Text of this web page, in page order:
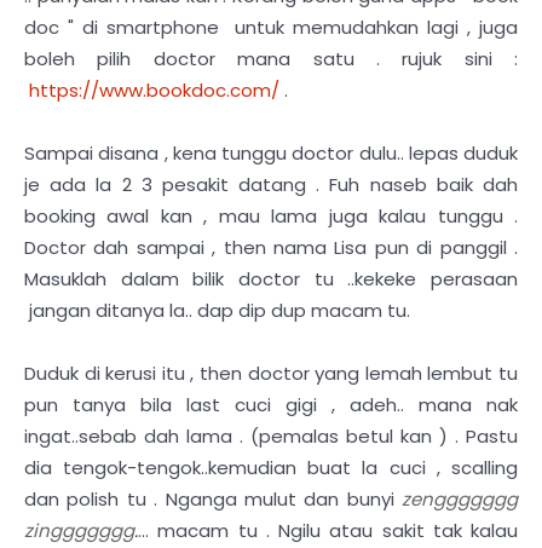
doc " di smartphone untuk memudahkan lagi , juga
boleh pilih doctor mana satu . rujuk sini :
https://www.bookdoc.com/ .
Sampai disana , kena tunggu doctor dulu.. lepas duduk
je ada la 2 3 pesakit datang . Fuh naseb baik dah
booking awal kan , mau lama juga kalau tunggu .
Doctor dah sampai , then nama Lisa pun di panggil .
Masuklah dalam bilik doctor tu ..kekeke perasaan
jangan ditanya la.. dap dip dup macam tu.
Duduk di kerusi itu , then doctor yang lemah lembut tu
pun tanya bila last cuci gigi , adeh.. mana nak
ingat..sebab dah lama . (pemalas betul kan ) . Pastu
dia tengok-tengok..kemudian buat la cuci , scalling
dan polish tu . Nganga mulut dan bunyi zenggggggg
zinggggggg.... macam tu . Ngilu atau sakit tak kalau